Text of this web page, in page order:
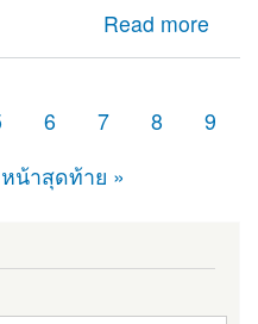
Read more
ที่ควรติดตั้ง หากเว็บไซต์
ายืดอายุความปลอดภัยให้
6 7 8
9
หน้าสุดท้าย »